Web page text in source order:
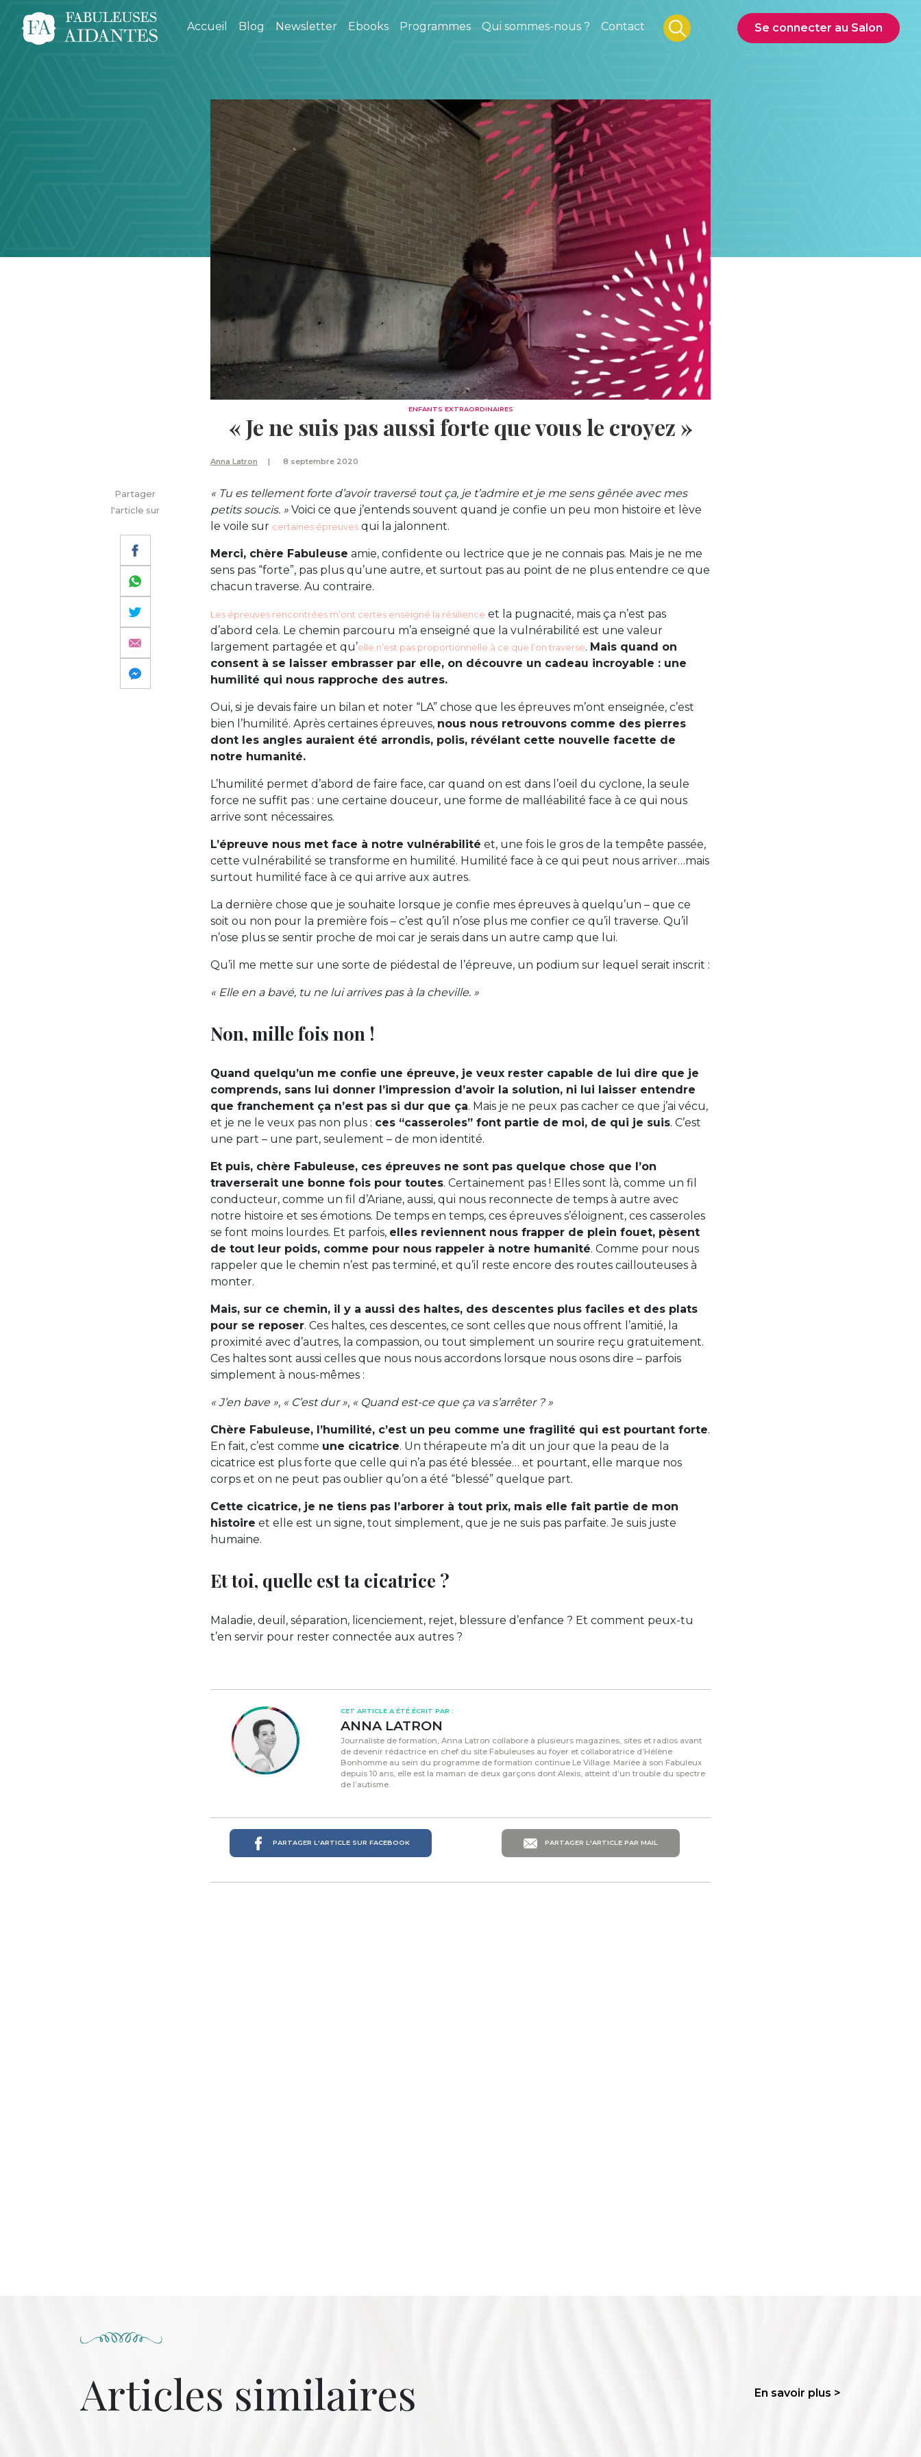
Accueil Blog Newsletter Ebooks Programmes Qui sommes-nous ? Contact Se connecter au Salon
ENFANTS EXTRAORDINAIRES
« Je ne suis pas aussi forte que vous le croyez »
Anna Latron 8 septembre 2020
Partager
l'article sur
« Tu es tellement forte d’avoir traversé tout ça, je t’admire et je me sens gênée avec mes
petits soucis. » Voici ce que j’entends souvent quand je confie un peu mon histoire et lève
le voile sur certaines épreuves qui la jalonnent.
Merci, chère Fabuleuse amie, confidente ou lectrice que je ne connais pas. Mais je ne me
sens pas “forte”, pas plus qu’une autre, et surtout pas au point de ne plus entendre ce que
chacun traverse. Au contraire.
Les épreuves rencontrées m’ont certes enseigné la résilience et la pugnacité, mais ça n’est pas
d’abord cela. Le chemin parcouru m’a enseigné que la vulnérabilité est une valeur
largement partagée et qu’elle n’est pas proportionnelle à ce que l’on traverse. Mais quand on
consent à se laisser embrasser par elle, on découvre un cadeau incroyable : une
humilité qui nous rapproche des autres.
Oui, si je devais faire un bilan et noter “LA” chose que les épreuves m’ont enseignée, c’est
bien l’humilité. Après certaines épreuves, nous nous retrouvons comme des pierres
dont les angles auraient été arrondis, polis, révélant cette nouvelle facette de
notre humanité.
L’humilité permet d’abord de faire face, car quand on est dans l’oeil du cyclone, la seule
force ne suffit pas : une certaine douceur, une forme de malléabilité face à ce qui nous
arrive sont nécessaires.
L’épreuve nous met face à notre vulnérabilité et, une fois le gros de la tempête passée,
cette vulnérabilité se transforme en humilité. Humilité face à ce qui peut nous arriver…mais
surtout humilité face à ce qui arrive aux autres.
La dernière chose que je souhaite lorsque je confie mes épreuves à quelqu’un – que ce
soit ou non pour la première fois – c’est qu’il n’ose plus me confier ce qu’il traverse. Qu’il
n’ose plus se sentir proche de moi car je serais dans un autre camp que lui.
Qu’il me mette sur une sorte de piédestal de l’épreuve, un podium sur lequel serait inscrit :
« Elle en a bavé, tu ne lui arrives pas à la cheville. »
Non, mille fois non !
Quand quelqu’un me confie une épreuve, je veux rester capable de lui dire que je
comprends, sans lui donner l’impression d’avoir la solution, ni lui laisser entendre
que franchement ça n’est pas si dur que ça. Mais je ne peux pas cacher ce que j’ai vécu,
et je ne le veux pas non plus : ces “casseroles” font partie de moi, de qui je suis. C’est
une part – une part, seulement – de mon identité.
Et puis, chère Fabuleuse, ces épreuves ne sont pas quelque chose que l’on
traverserait une bonne fois pour toutes. Certainement pas ! Elles sont là, comme un fil
conducteur, comme un fil d’Ariane, aussi, qui nous reconnecte de temps à autre avec
notre histoire et ses émotions. De temps en temps, ces épreuves s’éloignent, ces casseroles
se font moins lourdes. Et parfois, elles reviennent nous frapper de plein fouet, pèsent
de tout leur poids, comme pour nous rappeler à notre humanité. Comme pour nous
rappeler que le chemin n’est pas terminé, et qu’il reste encore des routes caillouteuses à
monter.
Mais, sur ce chemin, il y a aussi des haltes, des descentes plus faciles et des plats
pour se reposer. Ces haltes, ces descentes, ce sont celles que nous offrent l’amitié, la
proximité avec d’autres, la compassion, ou tout simplement un sourire reçu gratuitement.
Ces haltes sont aussi celles que nous nous accordons lorsque nous osons dire – parfois
simplement à nous-mêmes :
« J’en bave », « C’est dur », « Quand est-ce que ça va s’arrêter ? »
Chère Fabuleuse, l’humilité, c’est un peu comme une fragilité qui est pourtant forte.
En fait, c’est comme une cicatrice. Un thérapeute m’a dit un jour que la peau de la
cicatrice est plus forte que celle qui n’a pas été blessée… et pourtant, elle marque nos
corps et on ne peut pas oublier qu’on a été “blessé” quelque part.
Cette cicatrice, je ne tiens pas l’arborer à tout prix, mais elle fait partie de mon
histoire et elle est un signe, tout simplement, que je ne suis pas parfaite. Je suis juste
humaine.
Et toi, quelle est ta cicatrice ?
Maladie, deuil, séparation, licenciement, rejet, blessure d’enfance ? Et comment peux-tu
t’en servir pour rester connectée aux autres ?
CET ARTICLE A ÉTÉ ÉCRIT PAR :
ANNA LATRON
Journaliste de formation, Anna Latron collabore à plusieurs magazines, sites et radios avant
de devenir rédactrice en chef du site Fabuleuses au foyer et collaboratrice d’Hélène
Bonhomme au sein du programme de formation continue Le Village. Mariée à son Fabuleux
depuis 10 ans, elle est la maman de deux garçons dont Alexis, atteint d’un trouble du spectre
de l’autisme.
PARTAGER L'ARTICLE SUR FACEBOOK PARTAGER L'ARTICLE PAR MAIL
Articles similaires En savoir plus >